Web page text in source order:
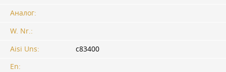
Аналог:
W. Nr.:
Aisi Uns:
c83400
En: